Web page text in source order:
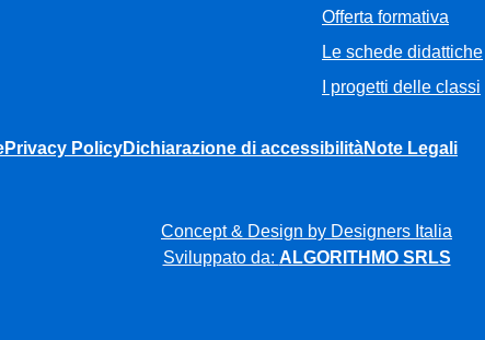
Offerta formativa
Le schede didattiche
I progetti delle classi
Privacy PolicyDichiarazione di accessibilitàNote Legali
Concept & Design by Designers Italia
Sviluppato da: ALGORITHMO SRLS